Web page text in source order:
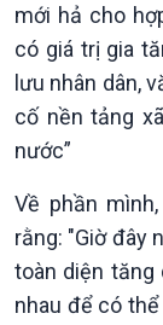
mới hả cho
có giá trị gia
lưu nhân dân,
cố nền tảng
nước”
Về phần
rằng: "Giờ đây
toàn diện tăng
nhau để có